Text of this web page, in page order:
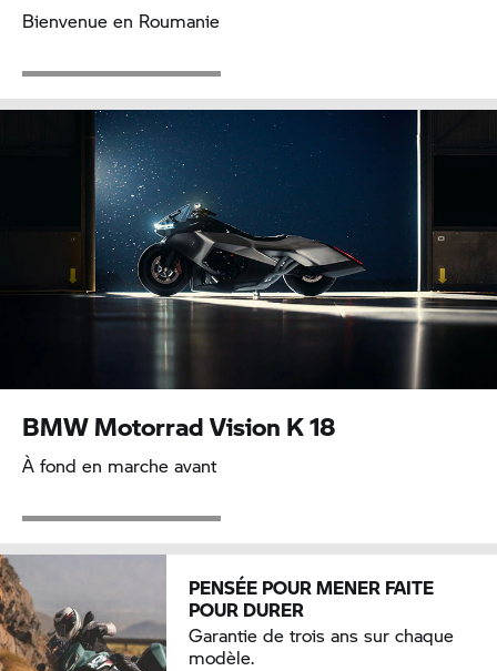
Bienvenue en Roumanie
BMW Motorrad Vision K 18
À fond en marche avant
PENSÉE POUR MENER FAITE
POUR DURER
Garantie de trois ans sur chaque
modèle.